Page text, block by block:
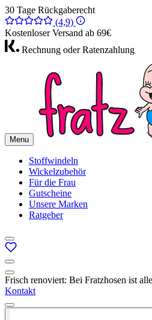
30 Tage Rückgaberecht
(4,9)
Kostenloser Versand ab 69€
Rechnung oder Ratenzahlung
Menu
Stoffwindeln
Wickelzubehör
Für die Frau
Gutscheine
Unsere Marken
Ratgeber
Frisch renoviert: Bei Fratzhosen ist
Kontakt